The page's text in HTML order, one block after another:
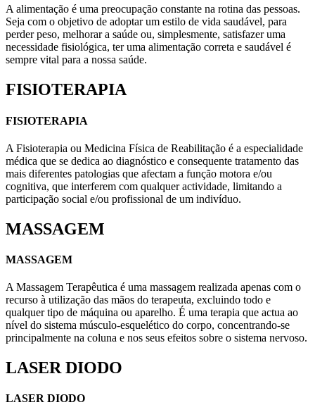
A alimentação é uma preocupação constante na rotina das pessoas.
Seja com o objetivo de adoptar um estilo de vida saudável, para
perder peso, melhorar a saúde ou, simplesmente, satisfazer uma
necessidade fisiológica, ter uma alimentação correta e saudável é
sempre vital para a nossa saúde.
FISIOTERAPIA
FISIOTERAPIA
A Fisioterapia ou Medicina Física de Reabilitação é a especialidade
médica que se dedica ao diagnóstico e consequente tratamento das
mais diferentes patologias que afectam a função motora e/ou
cognitiva, que interferem com qualquer actividade, limitando a
participação social e/ou profissional de um indivíduo.
MASSAGEM
MASSAGEM
A Massagem Terapêutica é uma massagem realizada apenas com o
recurso à utilização das mãos do terapeuta, excluindo todo e
qualquer tipo de máquina ou aparelho. É uma terapia que actua ao
nível do sistema músculo-esquelético do corpo, concentrando-se
principalmente na coluna e nos seus efeitos sobre o sistema nervoso.
LASER DIODO
LASER DIODO